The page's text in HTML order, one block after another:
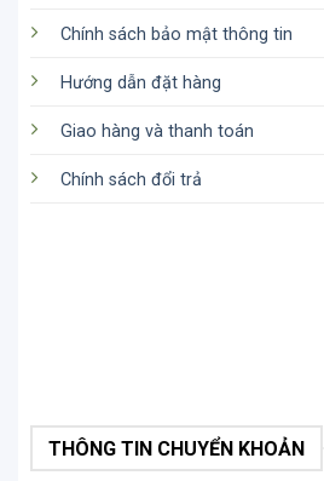
Chính sách bảo mật thông tin
Hướng dẫn đặt hàng
Giao hàng và thanh toán
Chính sách đổi trả
THÔNG TIN CHUYỂN KHOẢN